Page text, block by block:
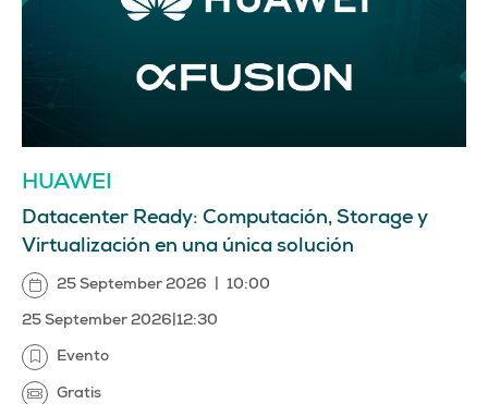
HUAWEI
Datacenter Ready: Computación, Storage y
Virtualización en una única solución
25 September 2026 10:00
25 September 2026 12:30
Evento
Gratis